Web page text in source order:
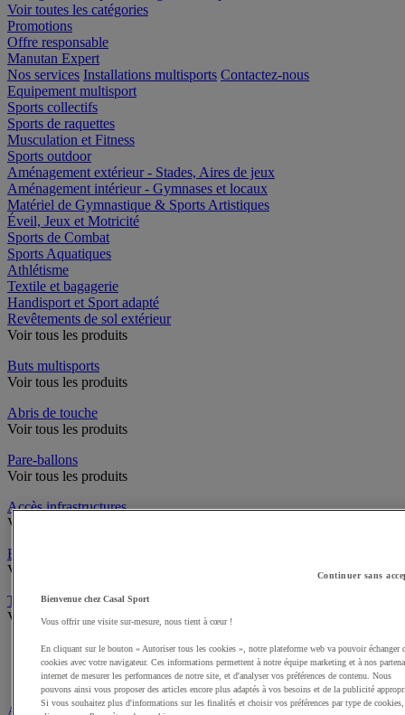
Voir toutes les catégories
Promotions
Offre responsable
Manutan Expert
Nos services Installations multisports Contactez-nous
Equipement multisport
Sports collectifs
Sports de raquettes
Musculation et Fitness
Sports outdoor
Aménagement extérieur - Stades, Aires de jeux
Aménagement intérieur - Gymnases et locaux
Matériel de Gymnastique & Sports Artistiques
Éveil, Jeux et Motricité
Sports de Combat
Sports Aquatiques
Athlétisme
Textile et bagagerie
Handisport et Sport adapté
Revêtements de sol extérieur
Voir tous les produits
Buts multisports
Voir tous les produits
Abris de touche
Voir tous les produits
Pare-ballons
Voir tous les produits
Accès infrastructures
Voir tous les produits
Brosses à chaussures
Voir tous les produits
Traçage et délimitation de terrain
Voir tous les produits
Délimitation de terrain
Peintures pour gazon
Traçeuses pour gazon
Aires de jeux exterieur
Continuer sans
Bienvenue chez Casal Sport
Vous offrir une visite sur-mesure, nous tient à cœur !
En cliquant sur le bouton « Autoriser tous les cookies », notre plateforme web va pouvoir échanger
cookies avec votre navigateur. Ces informations permettent à notre équipe marketing et à nos
internet de mesurer les performances de notre site, et d'analyser vos préférences de contenu. Nous
pouvons ainsi vous proposer des articles encore plus adaptés à vos besoins et de la publicité
Si vous souhaitez plus d'informations sur les finalités et choisir vos préférences par type de cookies,